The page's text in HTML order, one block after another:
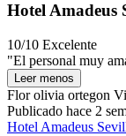
Hotel Amadeus
10/10 Excelente
"El personal muy
Leer menos
Flor olivia ortegon
Publicado hace 2
Hotel Amadeus